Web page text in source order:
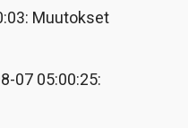
Muutokset
07 05:00:25: